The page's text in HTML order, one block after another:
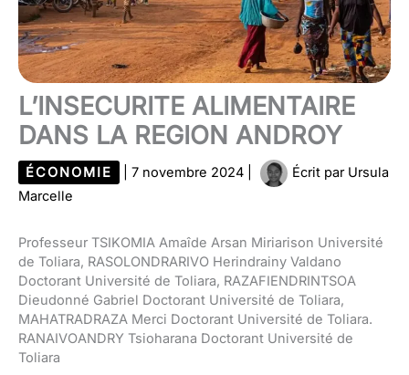
L’INSECURITE ALIMENTAIRE
DANS LA REGION ANDROY
ÉCONOMIE 7 novembre 2024 Écrit par Ursula
Marcelle
Professeur TSIKOMIA Amaîde Arsan Miriarison Université
de Toliara, RASOLONDRARIVO Herindrainy Valdano
Doctorant Université de Toliara, RAZAFIENDRINTSOA
Dieudonné Gabriel Doctorant Université de Toliara,
MAHATRADRAZA Merci Doctorant Université de Toliara.
RANAIVOANDRY Tsioharana Doctorant Université de
Toliara